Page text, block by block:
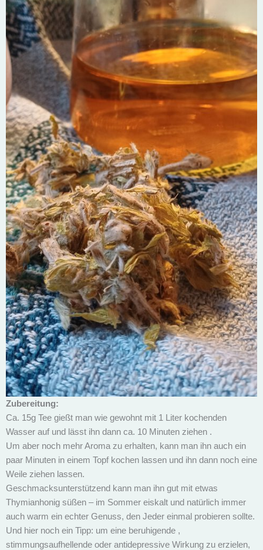
Zubereitung:
Ca. 15g Tee gießt man wie gewohnt mit 1 Liter kochenden
Wasser auf und lässt ihn dann ca. 10 Minuten ziehen .
Um aber noch mehr Aroma zu erhalten, kann man ihn auch ein
paar Minuten in einem Topf kochen lassen und ihn dann noch eine
Weile ziehen lassen.
Geschmacksunterstützend kann man ihn gut mit etwas
Thymianhonig süßen – im Sommer eiskalt und natürlich immer
auch warm ein echter Genuss, den Jeder einmal probieren sollte.
Und hier noch ein Tipp: um eine beruhigende ,
stimmungsaufhellende oder antidepressive Wirkung zu erzielen,